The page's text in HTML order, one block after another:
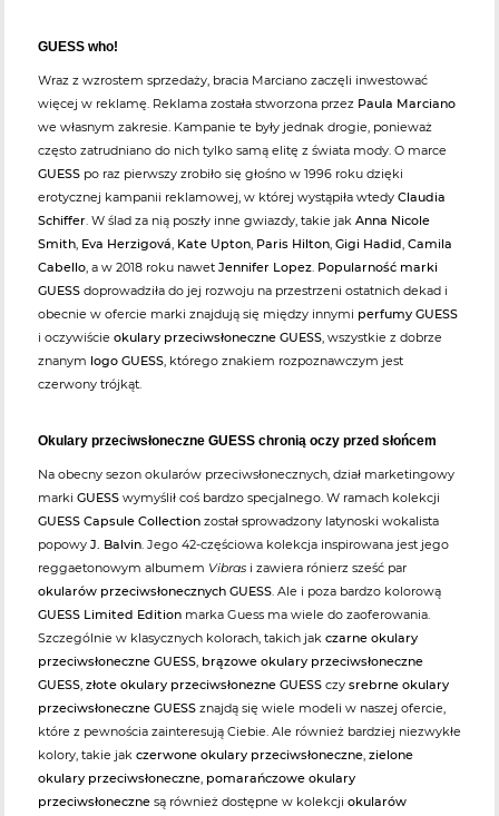
GUESS who!
Wraz z wzrostem sprzedaży, bracia Marciano zaczęli inwestować
więcej w reklamę. Reklama została stworzona przez Paula Marciano
we własnym zakresie. Kampanie te były jednak drogie, ponieważ
często zatrudniano do nich tylko samą elitę z świata mody. O marce
GUESS po raz pierwszy zrobiło się głośno w 1996 roku dzięki
erotycznej kampanii reklamowej, w której wystąpiła wtedy Claudia
Schiffer. W ślad za nią poszły inne gwiazdy, takie jak Anna Nicole
Smith, Eva Herzigová, Kate Upton, Paris Hilton, Gigi Hadid, Camila
Cabello, a w 2018 roku nawet Jennifer Lopez. Popularność marki
GUESS doprowadziła do jej rozwoju na przestrzeni ostatnich dekad i
obecnie w ofercie marki znajdują się między innymi perfumy GUESS
i oczywiście okulary przeciwsłoneczne GUESS, wszystkie z dobrze
znanym logo GUESS, którego znakiem rozpoznawczym jest
czerwony trójkąt.
Okulary przeciwsłoneczne GUESS chronią oczy przed słońcem
Na obecny sezon okularów przeciwsłonecznych, dział marketingowy
marki GUESS wymyślił coś bardzo specjalnego. W ramach kolekcji
GUESS Capsule Collection został sprowadzony latynoski wokalista
popowy J. Balvin. Jego 42-częściowa kolekcja inspirowana jest jego
reggaetonowym albumem Vibras i zawiera rónierz sześć par
okularów przeciwsłonecznych GUESS. Ale i poza bardzo kolorową
GUESS Limited Edition marka Guess ma wiele do zaoferowania.
Szczególnie w klasycznych kolorach, takich jak czarne okulary
przeciwsłoneczne GUESS, brązowe okulary przeciwsłoneczne
GUESS, złote okulary przeciwsłonezne GUESS czy srebrne okulary
przeciwsłoneczne GUESS znajdą się wiele modeli w naszej ofercie,
które z pewnościa zainteresują Ciebie. Ale również bardziej niezwykłe
kolory, takie jak czerwone okulary przeciwsłoneczne, zielone
okulary przeciwsłoneczne, pomarańczowe okulary
przeciwsłoneczne są również dostępne w kolekcji okularów